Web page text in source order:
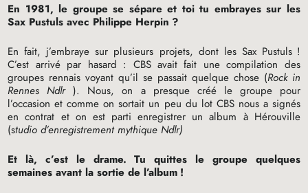
En 1981, le groupe se sépare et toi tu embrayes sur les
Sax Pustuls avec Philippe Herpin ?
En fait, j’embraye sur plusieurs projets, dont les Sax Pustuls !
C’est arrivé par hasard : CBSavait fait une compilation des
groupes rennais voyant qu’il se passait quelque chose (Rock in
Rennes Ndlr). Nous, on a presque créé le groupe pour
l’occasion et comme on sortait un peu du lot CBSnous a signés
en contrat et on est parti enregistrer un album à Hérouville
(studio d’enregistrement mythique Ndlr)
Et là, c’est le drame. Tu quittes le groupe quelques
semaines avant la sortie de l’album !